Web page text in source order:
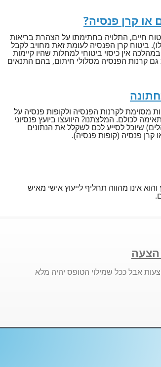
או קרן פנסיה?
חיים, התלויה בחתימתו על הצהרת בריאות
ביטוח קרן הפנסיה לעומת זאת מחויב לקבל
אין כיסוי ביטוחי למחלות שהיו קיימות
קרנות הפנסיה מסלולי חיתום, בהם התנאים
מסוימת לקרנות הפנסיה ולקופות פנסיה על
לכולם. המלצתנו? היוועצו ביועץ פנסיוני
שיוכל לסייע לכם לשקלל את הנתונים
קרן פנסיה (קופות פנסיה).
אינו מהווה תחליף לייעוץ אישי מאיש
הצעה
אבל ככל שמילוי הטופס יהיה מלא